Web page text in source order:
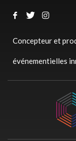
Concepteur et
événementielles